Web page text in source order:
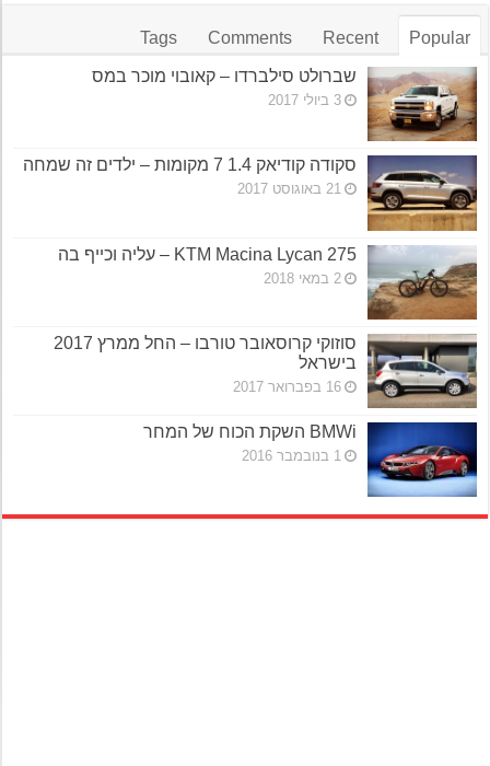
Popular
Recent
Comments
Tags
שברולט סילברדו – קאובוי מוכר במס
3 ביולי 2017
סקודה קודיאק 1.4 7 מקומות – ילדים זה שמחה
21 באוגוסט 2017
KTM Macina Lycan 275 – עליה וכייף בה
2 במאי 2018
סוזוקי קרוסאובר טורבו – החל ממרץ 2017
בישראל
16 בפברואר 2017
BMWi השקת הכוח של המחר
1 בנובמבר 2016